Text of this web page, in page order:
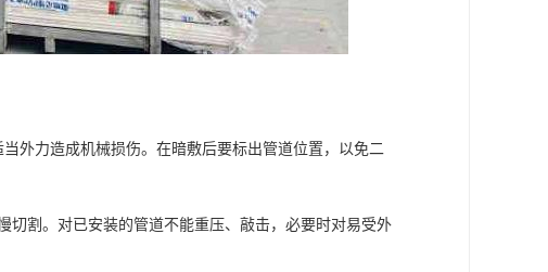
外力造成机械损伤。在暗敷后要标出管道位置，以免二
割。对已安装的管道不能重压、敲击，必要时对易受外